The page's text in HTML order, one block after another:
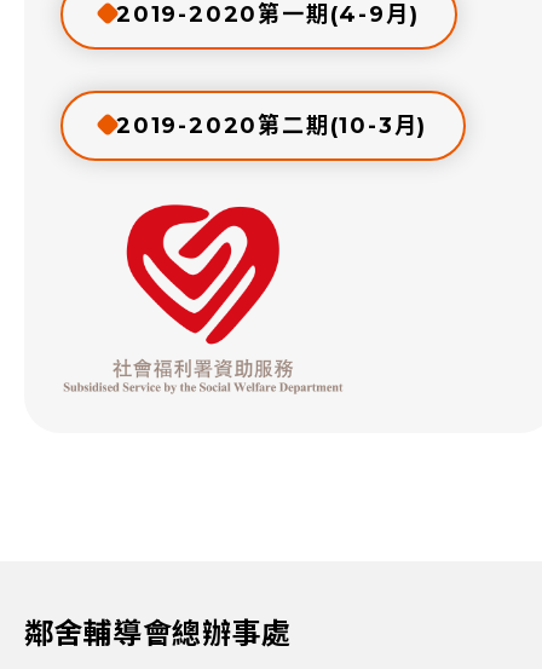
2019-2020第一期(4-9月)
2019-2020第二期(10-3月)
鄰舍輔導會總辦事處